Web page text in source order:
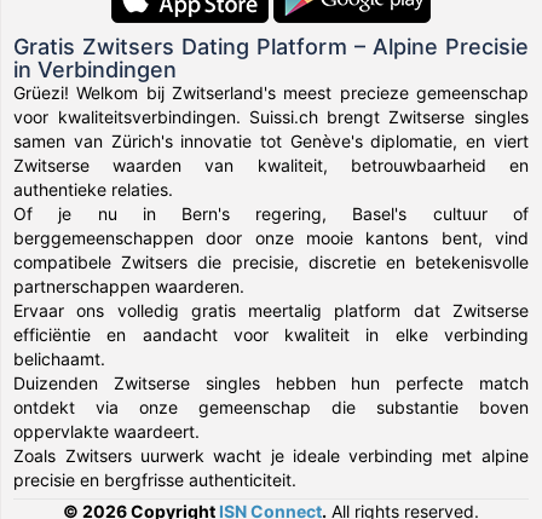
Gratis Zwitsers Dating Platform – Alpine Precisie
in Verbindingen
Grüezi! Welkom bij Zwitserland's meest precieze gemeenschap
voor kwaliteitsverbindingen. Suissi.ch brengt Zwitserse singles
samen van Zürich's innovatie tot Genève's diplomatie, en viert
Zwitserse waarden van kwaliteit, betrouwbaarheid en
authentieke relaties.
Of je nu in Bern's regering, Basel's cultuur of
berggemeenschappen door onze mooie kantons bent, vind
compatibele Zwitsers die precisie, discretie en betekenisvolle
partnerschappen waarderen.
Ervaar ons volledig gratis meertalig platform dat Zwitserse
efficiëntie en aandacht voor kwaliteit in elke verbinding
belichaamt.
Duizenden Zwitserse singles hebben hun perfecte match
ontdekt via onze gemeenschap die substantie boven
oppervlakte waardeert.
Zoals Zwitsers uurwerk wacht je ideale verbinding met alpine
precisie en bergfrisse authenticiteit.
© 2026 Copyright ISN Connect. All rights reserved.